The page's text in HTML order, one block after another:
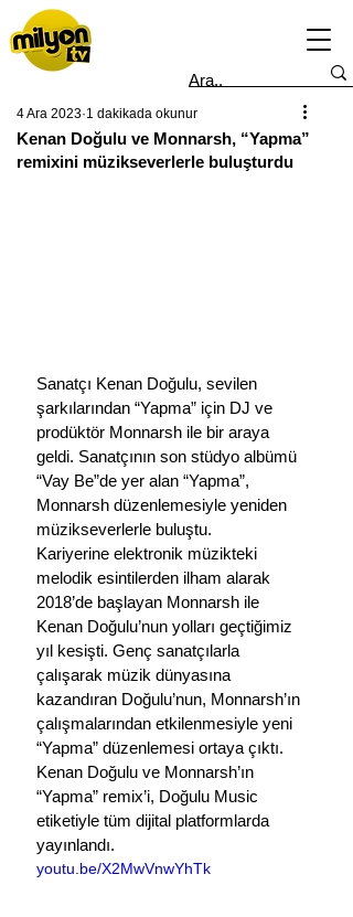
Kenan Doğulu ve Monnarsh, “Yapma”
remixini müzikseverlerle buluşturdu
4 Ara 2023 1 dakikada okunur
Sanatçı Kenan Doğulu, sevilen
şarkılarından “Yapma” için DJ ve
prodüktör Monnarsh ile bir araya
geldi. Sanatçının son stüdyo albümü
“Vay Be”de yer alan “Yapma”,
Monnarsh düzenlemesiyle yeniden
müzikseverlerle buluştu.
Kariyerine elektronik müzikteki
melodik esintilerden ilham alarak
2018’de başlayan Monnarsh ile
Kenan Doğulu’nun yolları geçtiğimiz
yıl kesişti. Genç sanatçılarla
çalışarak müzik dünyasına
kazandıran Doğulu’nun, Monnarsh’ın
çalışmalarından etkilenmesiyle yeni
“Yapma” düzenlemesi ortaya çıktı.
Kenan Doğulu ve Monnarsh’ın
“Yapma” remix’i, Doğulu Music
etiketiyle tüm dijital platformlarda
yayınlandı.
youtu.be/X2MwVnwYhTk